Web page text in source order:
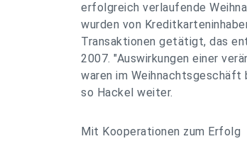
erfolgreich verlaufende
wurden von
Transaktionen getätigt, das
2007. "Auswirkungen einer
waren im
so Hackel weiter.
Mit Kooperationen zum Erfolg